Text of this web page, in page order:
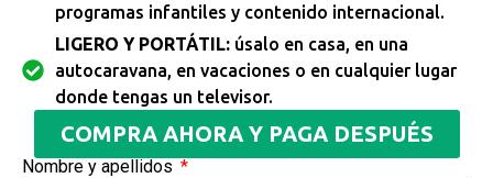
programas infantiles y contenido internacional.
LIGERO Y PORTÁTIL: úsalo en casa, en una
autocaravana, en vacaciones o en cualquier lugar
donde tengas un televisor.
COMPRA AHORA Y PAGA DESPUÉS
Nombre y apellidos